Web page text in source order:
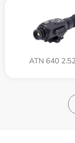
ATN 640